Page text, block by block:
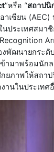
”หรือ “สถาปนิ
าเซียน
ในประเทศสม
งพัฒนายกระดั
ข้ามาพร้อมนัก
ยภาพให้สถา
านในประเทศ